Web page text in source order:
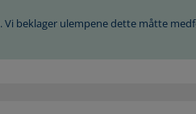
. Vi beklager ulempene dette måtte